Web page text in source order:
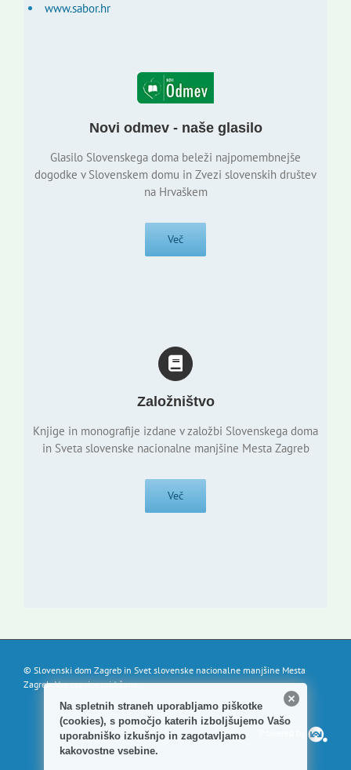
www.sabor.hr
Novi odmev - naše glasilo
Glasilo Slovenskega doma beleži najpomembnejše
dogodke v Slovenskem domu in Zvezi slovenskih društev
na Hrvaškem
Več
Založništvo
Knjige in monografije izdane v založbi Slovenskega doma
in Sveta slovenske nacionalne manjšine Mesta Zagreb
Več
© Slovenski dom Zagreb in Svet slovenske nacionalne manjšine Mesta
Zagreb. Vse pravice pridržane.
Na spletnih straneh uporabljamo piškotke
(cookies), s pomočjo katerih izboljšujemo Vašo
uporabniško izkušnjo in zagotavljamo
kakovostne vsebine.